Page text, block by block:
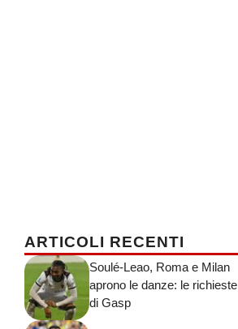
ARTICOLI RECENTI
Soulé-Leao, Roma e Milan
aprono le danze: le richieste
di Gasp